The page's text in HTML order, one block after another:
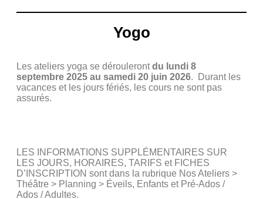
Yogo
Les ateliers yoga se déroulerontdu lundi 8
septembre 2025 au samedi 20 juin 2026. Durant les
vacances et les jours fériés, les cours ne sont pas
assurés.
LES INFORMATIONS SUPPLÉMENTAIRES SUR
LES JOURS, HORAIRES, TARIFS et FICHES
D’INSCRIPTION sont dans la rubrique Nos Ateliers >
Théâtre > Planning > Éveils, Enfants et Pré-Ados /
Ados / Adultes.